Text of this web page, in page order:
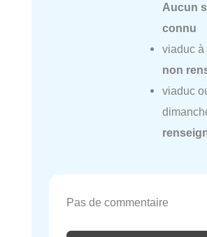
Aucun
connu
viaduc à
non
viaduc
Pas de commentaire